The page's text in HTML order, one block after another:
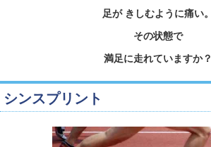
足が きしむように痛い。
その状態で
満足に走れていますか？
シンスプリント